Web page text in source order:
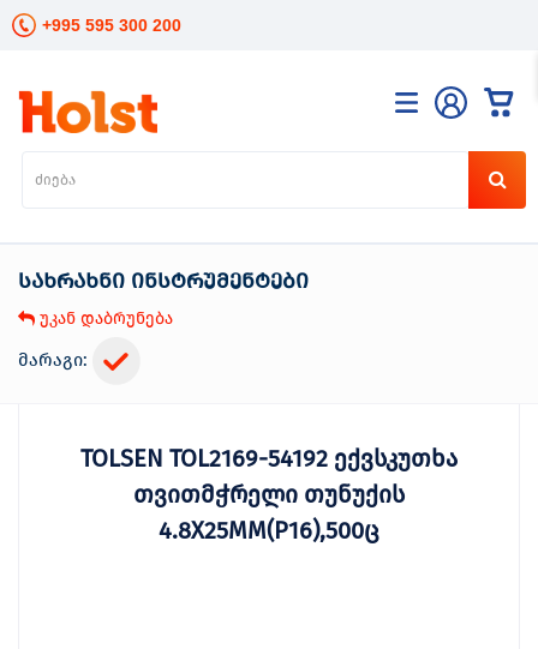
+995 595 300 200
სახრახნი ინსტრუმენტები
უკან დაბრუნება
მარაგი:
TOLSEN TOL2169-54192 ექვსკუთხა
თვითმჭრელი თუნუქის
4.8X25MM(P16),500ც
კატალოგი
განათება
ინსტრუმენტები
ელექტრო
მოვლა
მცენარეთა